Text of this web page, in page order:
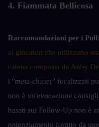
4. Fiammata Bellicosa
Raccomandazioni per i Pull:
ai giocatori che utilizzano
catena composta da Anby
i "meta-chaser" focalizzati
non è un'evocazione
basati sui Follow-Up non è
potenziamento fornito da